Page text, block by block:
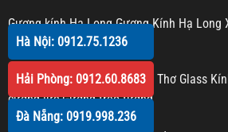
Gương kính Hạ LongGương Kính Hạ Long
Gương trang trí
Kính cường lực Cần ThơCần Thơ Glass
cường lực Gương treo tường
Hà Nội: 0912.75.1236
Hải Phòng: 0912.60.8683
Đà Nẵng: 0919.998.236